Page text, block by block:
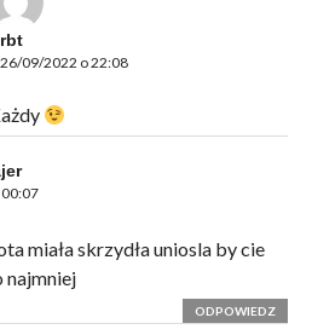
rbt
26/09/2022 o 22:08
miała skrzydła uniosla by cie
najmniej
ODPOWIEDZ